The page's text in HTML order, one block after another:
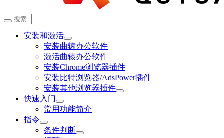
安装和激活
安装曲辕办公软件
激活曲辕办公软件
安装Chrome浏览器插件
安装比特浏览器/AdsPower插件
安装其他浏览器插件
快速入门
常用功能简介
指令
条件判断